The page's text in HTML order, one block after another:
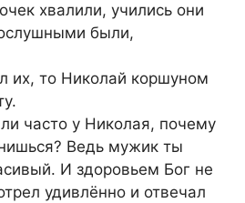
хвалили, учились они
были,
их, то Николай коршуном
часто у Николая, почему
Ведь мужик ты
И здоровьем Бог не
удивлённо и отвечал